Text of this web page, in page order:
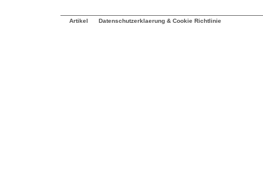
Artikel Datenschutzerklaerung & Cookie Richtlinie